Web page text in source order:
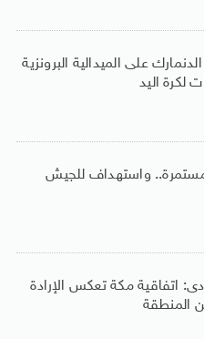
على الميدالية البرونزية
لكرة اليد
مستمرة.. واستهداف للجيش
اتفاقية مكة تعكس الإرادة
المنطقة